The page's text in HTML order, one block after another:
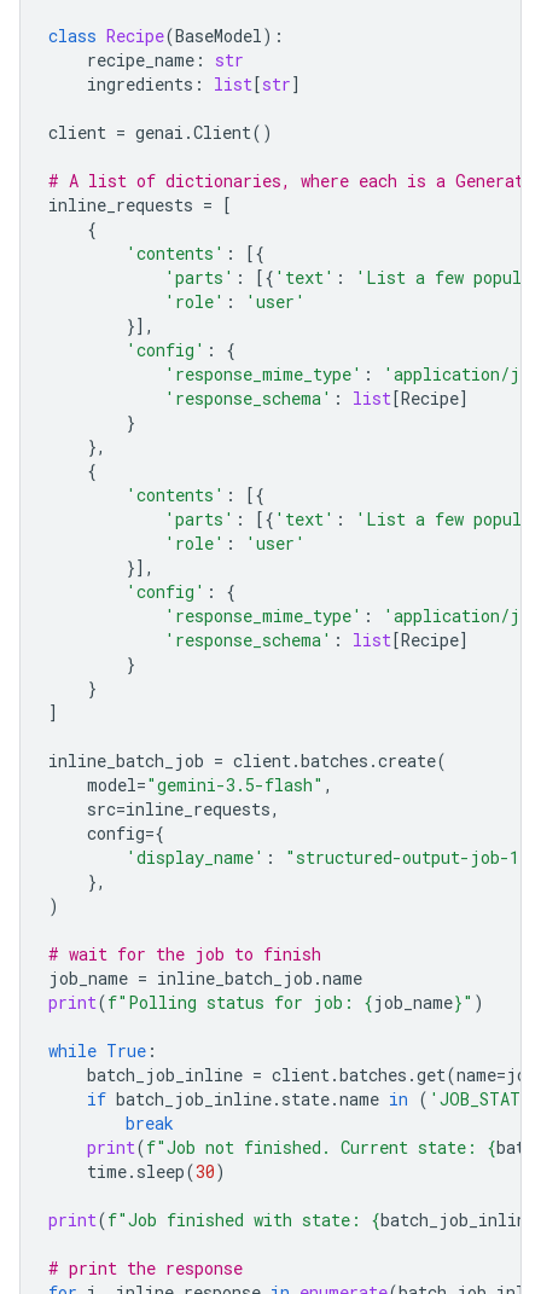
class Recipe(BaseModel):
recipe_name :
str
ingredients : list[str]
client = genai .Client()
# A list of dictionaries, where each is a
inline_requests = [
{
'contents' :
[{
'parts' : [{ 'text' :
'List a few
'role' :
'user'
}],
'config' :
{
'response_mime_type' :
'application/
'response_schema' : list[Recipe]
}
},
{
'contents' :
[{
'parts' : [{ 'text' :
'List a few
'role' :
'user'
}],
'config' :
{
'response_mime_type' :
'application/
'response_schema' : list[Recipe]
}
}
]
inline_batch_job = client.batches .create(
model="gemini-3.5-flash" ,
src=inline_requests,
config={
'display_name' :
"structured-output-job-1"
},
)
# wait for the job to finish
job_name = inline_batch_job .name
print(f"Polling status for job: {job_name}" )
while True :
batch_job_inline = client.batches .get(name=
if batch_job_inline. state.name in (
break
print(f"Job not finished. Current state: {
time. sleep(30)
print(f"Job finished with state: {batch_job_inline
# print the response